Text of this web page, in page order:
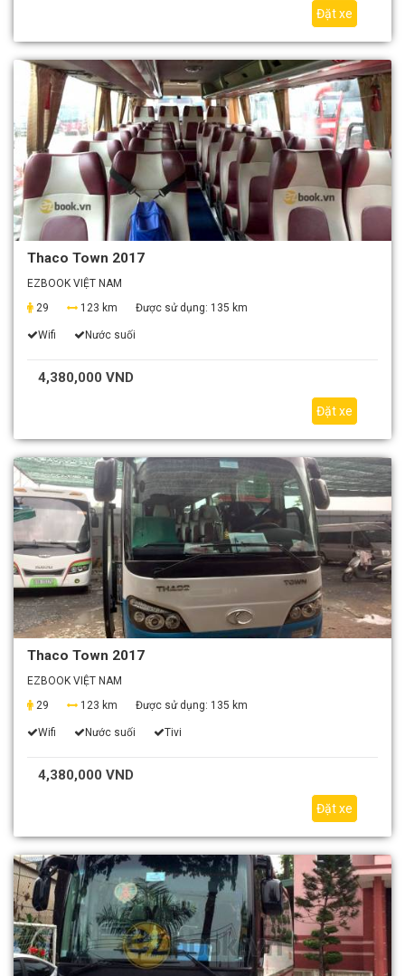
Đặt xe
Thaco Town 2017
EZBOOK VIỆT NAM
29
123 km Được sử dụng: 135 km
Wifi Nước suối
4,380,000 VND
Đặt xe
Thaco Town 2017
EZBOOK VIỆT NAM
29
123 km Được sử dụng: 135 km
Wifi Nước suối Tivi
4,380,000 VND
Đặt xe